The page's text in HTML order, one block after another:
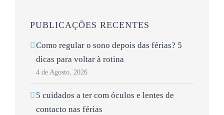
PUBLICAÇÕES RECENTES
Como regular o sono depois das férias? 5
dicas para voltar à rotina
4 de Agosto, 2026
5 cuidados a ter com óculos e lentes de
contacto nas férias